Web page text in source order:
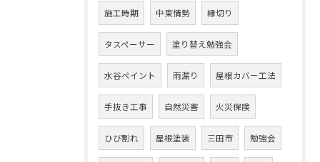
施工時期 中東情勢 縁切り
タスペーサー 塗り替え勉強会
水谷ペイント 雨漏り 屋根カバー工法
手抜き工事 自然災害 火災保険
ひび割れ 屋根塗装 三田市 勉強会